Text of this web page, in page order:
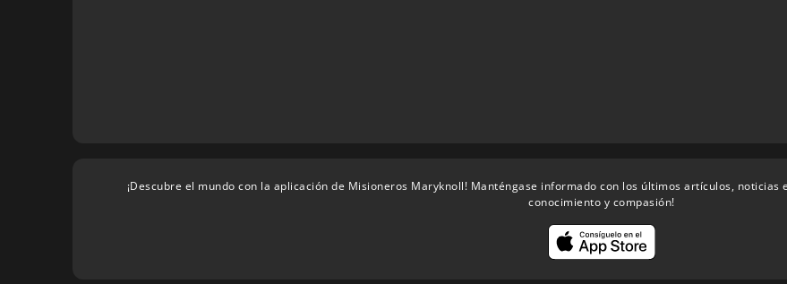
¡Descubre el mundo con la aplicación de Misioneros Maryknoll! Manténgase informado con los últimos artículos, noticias
conocimiento y compasión!